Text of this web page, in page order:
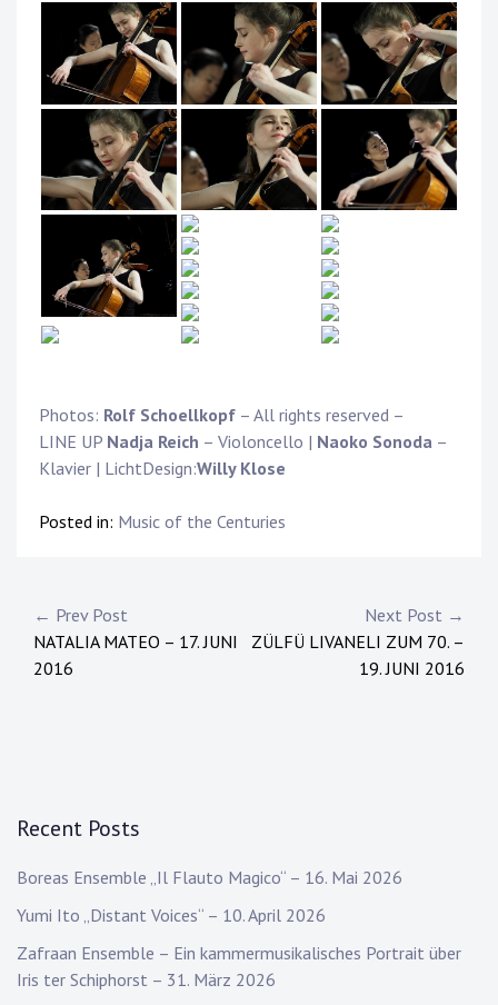
Photos: Rolf Schoellkopf – All rights reserved –
LINE UP Nadja Reich – Violoncello | Naoko Sonoda –
Klavier | LichtDesign:Willy Klose
Posted in: Music of the Centuries
Post
navigation
← Prev Post
NATALIA MATEO – 17. JUNI
2016
Next Post →
ZÜLFÜ LIVANELI ZUM 70. –
19. JUNI 2016
Recent Posts
Boreas Ensemble „Il Flauto Magico“ – 16. Mai 2026
Yumi Ito „Distant Voices“ – 10. April 2026
Zafraan Ensemble – Ein kammermusikalisches Portrait über
Iris ter Schiphorst – 31. März 2026